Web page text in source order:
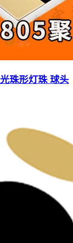
珠形灯珠 球头